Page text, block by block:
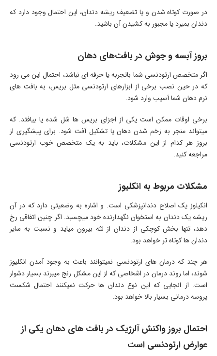
در صورت کوتاه شدن و یا تضعیف ریشه دندان، این احتمال وجود دارد که
دندان بمیرد یا مجبور به کشیدن آن باشید.
بروز آبسه و جوش در بافت‌های دهان
اگر متخصص ارتودنسی شما باتجربه یا حرفه ای نباشد، احتمال این می رود
که در حین نصب برخی از ابزارهای ارتودنسی مثل بریس، به بافت های
نرم دهان شما آسیب وارد شود.
برخی اوقات ممکن است یکی از اجزای بریس ها شل شده یا بیافتد. که
میتواند منجر به زخم شدن دهان یا تشکیل آفت شود. برای پیشگیری از
بروز هر کدام از این مشکلات، باید به یک متخصص خوب ارتودنسی
مراجعه کنید.
مشکلات مربوط به انکلیوز
انکیلوز یک اصلاح دندانپزشکی است. و اشاره به وضعیتی دارد که در آن
ریشه یک دندان به استخوان نگهدارنده خود میچسبد. اگر چنین اتفاقی رخ
دهد، تنها بخش کوچکی از دندان از لثه بیرون میاید و نسبت به سایر
دندان ها کوتاه تر خواهد بود.
هر چند که درمان های ارتودنسی نمیتوانند باعث به وجود آمدن انکلیوز
شوند، اما روند درمان در اشخاصی که از این مشکل رنج میبرند بسیار دشوار
است. از انجایی که این نوع دندان ها حرکت نمیکنند احتمال شکست
پروسه درمانی بسیار بالا خواهد بود.
احتمال بروز واکنش آلرژیک در بافت های دهان یکی از
عوارض ارتودنسی است